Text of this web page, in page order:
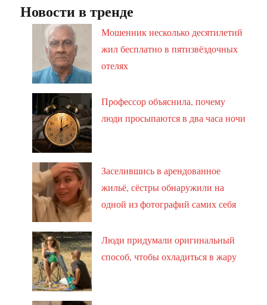
Новости в тренде
Мошенник несколько десятилетий
жил бесплатно в пятизвёздочных
отелях
Профессор объяснила, почему
люди просыпаются в два часа ночи
Заселившись в арендованное
жильё, сёстры обнаружили на
одной из фотографий самих себя
Люди придумали оригинальный
способ, чтобы охладиться в жару